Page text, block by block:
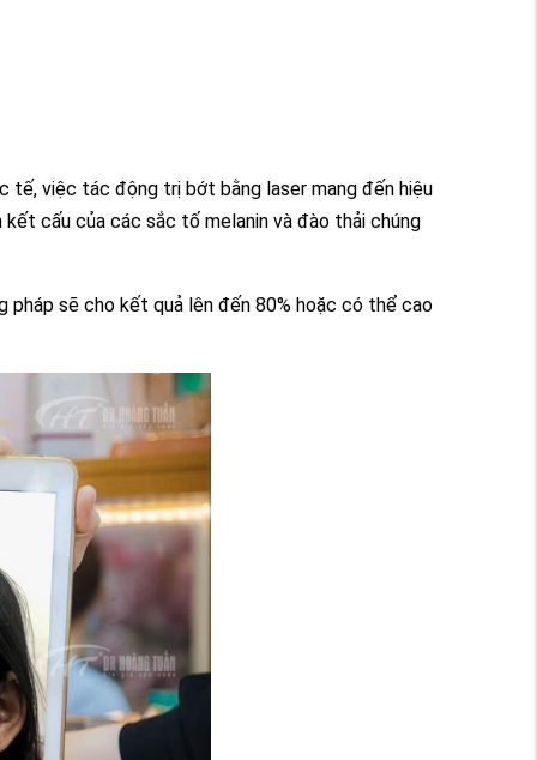
tế, việc tác động trị bớt bằng laser mang đến hiệu
cấu của các sắc tố melanin và đào thải chúng
pháp sẽ cho kết quả lên đến 80% hoặc có thể cao